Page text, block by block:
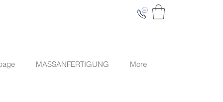
MASSANFERTIGUNG More